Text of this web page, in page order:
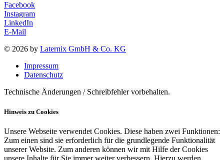
Facebook
Instagram
LinkedIn
E-Mail
© 2026 by Laternix GmbH & Co. KG
Impressum
Datenschutz
Technische Änderungen / Schreibfehler vorbehalten.
Hinweis zu Cookies
Unsere Webseite verwendet Cookies. Diese haben zwei Funktionen:
Zum einen sind sie erforderlich für die grundlegende Funktionalität
unserer Website. Zum anderen können wir mit Hilfe der Cookies
unsere Inhalte für Sie immer weiter verbessern. Hierzu werden